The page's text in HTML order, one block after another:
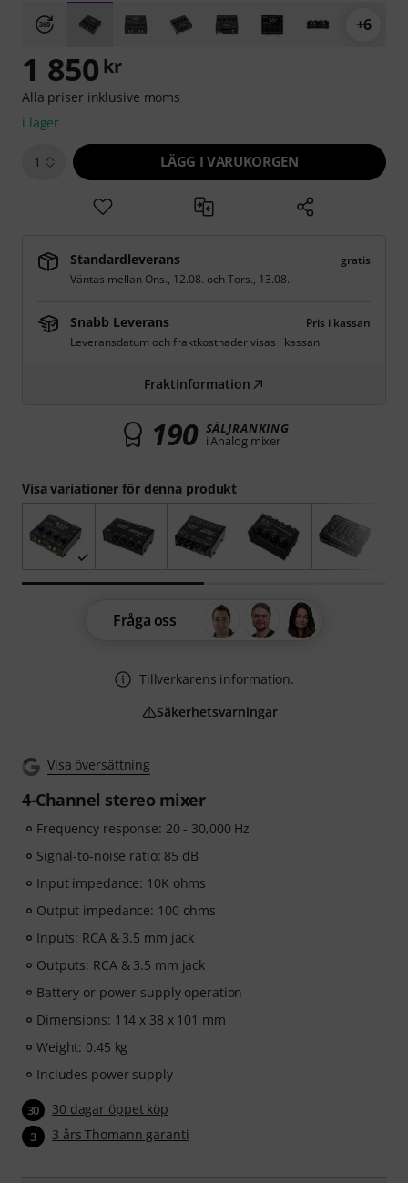
+6
Visa översättning
4-Channel stereo mixer
Frequency response: 20 - 30,000 Hz
Signal-to-noise ratio: 85 dB
Input impedance: 10K ohms
Output impedance: 100 ohms
Inputs: RCA & 3.5 mm jack
Outputs: RCA & 3.5 mm jack
Battery or power supply operation
Dimensions: 114 x 38 x 101 mm
Weight: 0.45 kg
Includes power supply
30 30 dagar öppet köp
3 3 års Thomann garanti
Visa variationer för denna produkt
1 850 kr
Alla priser inklusive moms
i lager
1 LÄGG I VARUKORGEN
Standardleverans
gratis
Väntas mellan Ons., 12.08. ochTors., 13.08..
Snabb Leverans
Pris i kassan
Leveransdatum och fraktkostnader visas i kassan.
Fraktinformation
190 SÄLJRANKING
i Analog mixer
Fråga oss
Tillverkarens information.
Säkerhetsvarningar